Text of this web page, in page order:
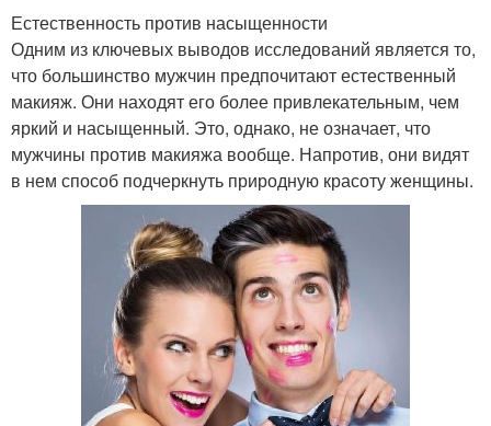
Естественность против насыщенности
Одним из ключевых выводов исследований является то,
что большинство мужчин предпочитают естественный
макияж. Они находят его более привлекательным, чем
яркий и насыщенный. Это, однако, не означает, что
мужчины против макияжа вообще. Напротив, они видят
в нем способ подчеркнуть природную красоту женщины.